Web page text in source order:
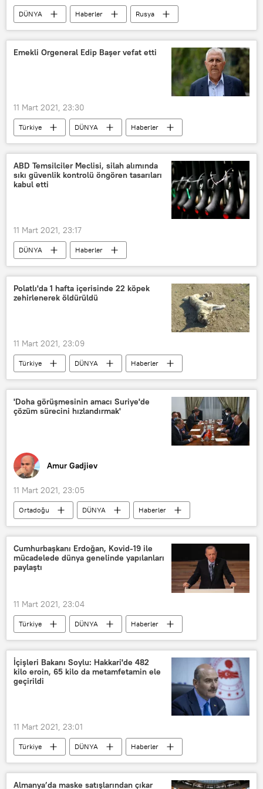
DÜNYA Haberler
Rusya
OPCW
Aleksey Navalnıy
Aleksandr Şulgin
Laboratuvar
Emekli Orgeneral Edip Başer vefat etti
11 Mart 2021, 23:30
Türkiye DÜNYA
Haberler
korgeneral
Edip Başer
ABD Temsilciler Meclisi, silah alımında
sıkı güvenlik kontrolü öngören tasarıları
kabul etti
11 Mart 2021, 23:17
DÜNYA
Haberler
ABD Temsilciler Meclisi
Demokratlar
Yasa tasarısı
Silah satışı
Güvenlik
Kontrol
Polatlı'da 1 hafta içerisinde 22 köpek
zehirlenerek öldürüldü
11 Mart 2021, 23:09
Türkiye DÜNYA
Haberler
TÜRKİYE
Ankara
Polatlı
Köpek
Zehirleme
Hayvanlara işkence
'Doha görüşmesinin amacı Suriye'de
çözüm sürecini hızlandırmak'
Amur Gadjiev
11 Mart 2021, 23:05
Ortadoğu DÜNYA
Haberler
GÖRÜŞ
Rusya
TÜRKİYE
Katar
Sergey Lavrov
Suriye
Çözüm
Mevlüt Çavuşoğlu
Görüşme
Vladimir Sotnikov
Cumhurbaşkanı Erdoğan, Kovid-19 ile
mücadelede dünya genelinde yapılanları
paylaştı
11 Mart 2021, 23:04
Türkiye DÜNYA
Haberler
Recep Tayyip Erdoğan
Kovid-19
Koronavirüs
İçişleri Bakanı Soylu: Hakkari'de 482
kilo eroin, 65 kilo da metamfetamin ele
geçirildi
11 Mart 2021, 23:01
Türkiye DÜNYA
Haberler
Süleyman Soylu
Eroin
Hakkari
Son dakika
Almanya’da maske satışlarından çıkar